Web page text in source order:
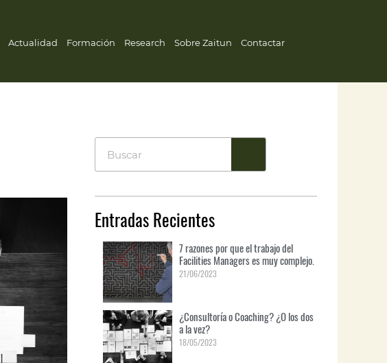
Actualidad Formación Research Sobre Zaitun Contactar
Entradas Recientes
7 razones por que el trabajo del
Facilities Managers es muy complejo.
21/06/2023
¿Consultoría o Coaching? ¿O los dos
a la vez?
18/05/2023